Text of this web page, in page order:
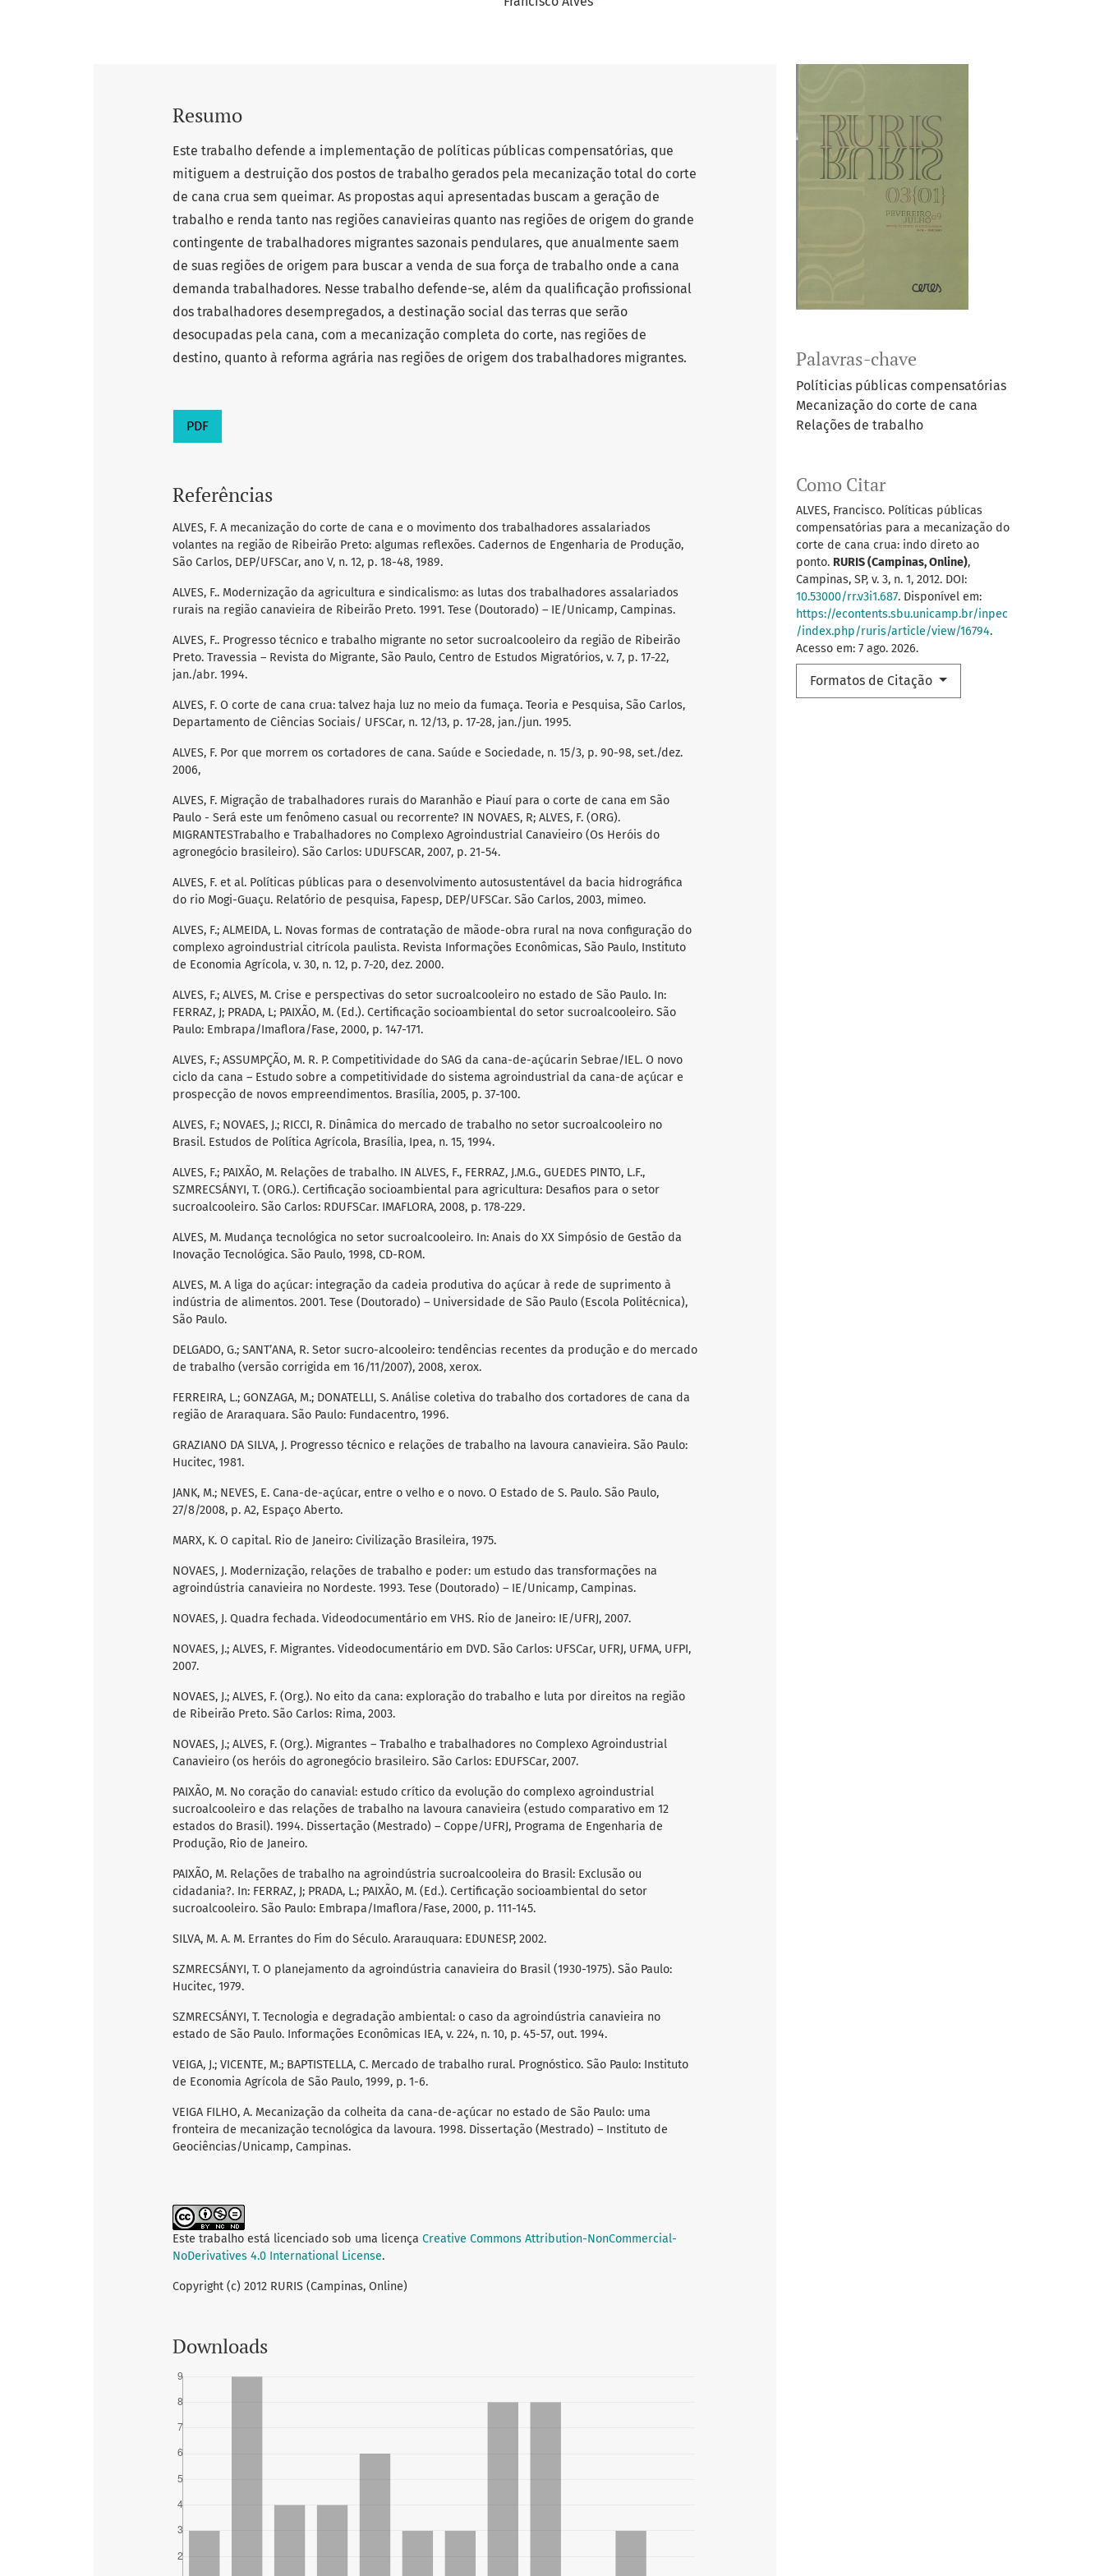
Palavras-chave
Políticias públicas compensatórias
Mecanização do corte de cana
Relações de trabalho
Como Citar
ALVES, Francisco. Políticas públicas
compensatórias para a mecanização do
corte de cana crua: indo direto ao
ponto. RURIS (Campinas, Online),
Campinas, SP, v. 3, n. 1, 2012. DOI:
10.53000/rr.v3i1.687. Disponível em:
https://econtents.sbu.unicamp.br/inpec
/index.php/ruris/article/view/16794.
Acesso em: 7 ago. 2026.
Formatos de Citação
Resumo
Este trabalho defende a implementação de políticas públicas compensatórias, que
mitiguem a destruição dos postos de trabalho gerados pela mecanização total do corte
de cana crua sem queimar. As propostas aqui apresentadas buscam a geração de
trabalho e renda tanto nas regiões canavieiras quanto nas regiões de origem do grande
contingente de trabalhadores migrantes sazonais pendulares, que anualmente saem
de suas regiões de origem para buscar a venda de sua força de trabalho onde a cana
demanda trabalhadores. Nesse trabalho defende-se, além da qualificação profissional
dos trabalhadores desempregados, a destinação social das terras que serão
desocupadas pela cana, com a mecanização completa do corte, nas regiões de
destino, quanto à reforma agrária nas regiões de origem dos trabalhadores migrantes.
PDF
Referências
ALVES, F. A mecanização do corte de cana e o movimento dos trabalhadores assalariados
volantes na região de Ribeirão Preto: algumas reflexões. Cadernos de Engenharia de Produção,
São Carlos, DEP/UFSCar, ano V, n. 12, p. 18-48, 1989.
ALVES, F.. Modernização da agricultura e sindicalismo: as lutas dos trabalhadores assalariados
rurais na região canavieira de Ribeirão Preto. 1991. Tese (Doutorado) – IE/Unicamp, Campinas.
ALVES, F.. Progresso técnico e trabalho migrante no setor sucroalcooleiro da região de Ribeirão
Preto. Travessia – Revista do Migrante, São Paulo, Centro de Estudos Migratórios, v. 7, p. 17-22,
jan./abr. 1994.
ALVES, F. O corte de cana crua: talvez haja luz no meio da fumaça. Teoria e Pesquisa, São Carlos,
Departamento de Ciências Sociais/ UFSCar, n. 12/13, p. 17-28, jan./jun. 1995.
ALVES, F. Por que morrem os cortadores de cana. Saúde e Sociedade, n. 15/3, p. 90-98, set./dez.
2006,
ALVES, F. Migração de trabalhadores rurais do Maranhão e Piauí para o corte de cana em São
Paulo - Será este um fenômeno casual ou recorrente? IN NOVAES, R; ALVES, F. (ORG).
MIGRANTESTrabalho e Trabalhadores no Complexo Agroindustrial Canavieiro (Os Heróis do
agronegócio brasileiro). São Carlos: UDUFSCAR, 2007, p. 21-54.
ALVES, F. et al. Políticas públicas para o desenvolvimento autosustentável da bacia hidrográfica
do rio Mogi-Guaçu. Relatório de pesquisa, Fapesp, DEP/UFSCar. São Carlos, 2003, mimeo.
ALVES, F.; ALMEIDA, L. Novas formas de contratação de mãode-obra rural na nova configuração do
complexo agroindustrial citrícola paulista. Revista Informações Econômicas, São Paulo, Instituto
de Economia Agrícola, v. 30, n. 12, p. 7-20, dez. 2000.
ALVES, F.; ALVES, M. Crise e perspectivas do setor sucroalcooleiro no estado de São Paulo. In:
FERRAZ, J; PRADA, L; PAIXÃO, M. (Ed.). Certificação socioambiental do setor sucroalcooleiro. São
Paulo: Embrapa/Imaflora/Fase, 2000, p. 147-171.
ALVES, F.; ASSUMPÇÃO, M. R. P. Competitividade do SAG da cana-de-açúcarin Sebrae/IEL. O novo
ciclo da cana – Estudo sobre a competitividade do sistema agroindustrial da cana-de açúcar e
prospecção de novos empreendimentos. Brasília, 2005, p. 37-100.
ALVES, F.; NOVAES, J.; RICCI, R. Dinâmica do mercado de trabalho no setor sucroalcooleiro no
Brasil. Estudos de Política Agrícola, Brasília, Ipea, n. 15, 1994.
ALVES, F.; PAIXÃO, M. Relações de trabalho. IN ALVES, F., FERRAZ, J.M.G., GUEDES PINTO, L.F.,
SZMRECSÁNYI, T. (ORG.). Certificação socioambiental para agricultura: Desafios para o setor
sucroalcooleiro. São Carlos: RDUFSCar. IMAFLORA, 2008, p. 178-229.
ALVES, M. Mudança tecnológica no setor sucroalcooleiro. In: Anais do XX Simpósio de Gestão da
Inovação Tecnológica. São Paulo, 1998, CD-ROM.
ALVES, M. A liga do açúcar: integração da cadeia produtiva do açúcar à rede de suprimento à
indústria de alimentos. 2001. Tese (Doutorado) – Universidade de São Paulo (Escola Politécnica),
São Paulo.
DELGADO, G.; SANT’ANA, R. Setor sucro-alcooleiro: tendências recentes da produção e do mercado
de trabalho (versão corrigida em 16/11/2007), 2008, xerox.
FERREIRA, L.; GONZAGA, M.; DONATELLI, S. Análise coletiva do trabalho dos cortadores de cana da
região de Araraquara. São Paulo: Fundacentro, 1996.
GRAZIANO DA SILVA, J. Progresso técnico e relações de trabalho na lavoura canavieira. São Paulo:
Hucitec, 1981.
JANK, M.; NEVES, E. Cana-de-açúcar, entre o velho e o novo. O Estado de S. Paulo. São Paulo,
27/8/2008, p. A2, Espaço Aberto.
MARX, K. O capital. Rio de Janeiro: Civilização Brasileira, 1975.
NOVAES, J. Modernização, relações de trabalho e poder: um estudo das transformações na
agroindústria canavieira no Nordeste. 1993. Tese (Doutorado) – IE/Unicamp, Campinas.
NOVAES, J. Quadra fechada. Videodocumentário em VHS. Rio de Janeiro: IE/UFRJ, 2007.
NOVAES, J.; ALVES, F. Migrantes. Videodocumentário em DVD. São Carlos: UFSCar, UFRJ, UFMA, UFPI,
2007.
NOVAES, J.; ALVES, F. (Org.). No eito da cana: exploração do trabalho e luta por direitos na região
de Ribeirão Preto. São Carlos: Rima, 2003.
NOVAES, J.; ALVES, F. (Org.). Migrantes – Trabalho e trabalhadores no Complexo Agroindustrial
Canavieiro (os heróis do agronegócio brasileiro. São Carlos: EDUFSCar, 2007.
PAIXÃO, M. No coração do canavial: estudo crítico da evolução do complexo agroindustrial
sucroalcooleiro e das relações de trabalho na lavoura canavieira (estudo comparativo em 12
estados do Brasil). 1994. Dissertação (Mestrado) – Coppe/UFRJ, Programa de Engenharia de
Produção, Rio de Janeiro.
PAIXÃO, M. Relações de trabalho na agroindústria sucroalcooleira do Brasil: Exclusão ou
cidadania?. In: FERRAZ, J; PRADA, L.; PAIXÃO, M. (Ed.). Certificação socioambiental do setor
sucroalcooleiro. São Paulo: Embrapa/Imaflora/Fase, 2000, p. 111-145.
SILVA, M. A. M. Errantes do Fim do Século. Ararauquara: EDUNESP, 2002.
SZMRECSÁNYI, T. O planejamento da agroindústria canavieira do Brasil (1930-1975). São Paulo:
Hucitec, 1979.
SZMRECSÁNYI, T. Tecnologia e degradação ambiental: o caso da agroindústria canavieira no
estado de São Paulo. Informações Econômicas IEA, v. 224, n. 10, p. 45-57, out. 1994.
VEIGA, J.; VICENTE, M.; BAPTISTELLA, C. Mercado de trabalho rural. Prognóstico. São Paulo: Instituto
de Economia Agrícola de São Paulo, 1999, p. 1-6.
VEIGA FILHO, A. Mecanização da colheita da cana-de-açúcar no estado de São Paulo: uma
fronteira de mecanização tecnológica da lavoura. 1998. Dissertação (Mestrado) – Instituto de
Geociências/Unicamp, Campinas.
Este trabalho está licenciado sob uma licença Creative Commons Attribution-NonCommercial-
NoDerivatives 4.0 International License.
Copyright (c) 2012 RURIS (Campinas, Online)
Downloads